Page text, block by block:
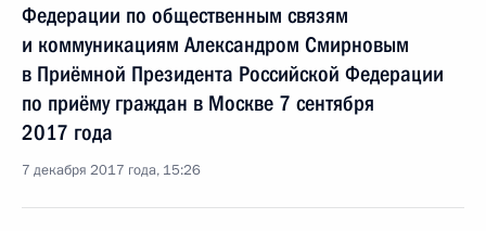
Федерации по общественным связям
и коммуникациям Александром Смирновым
в Приёмной Президента Российской Федерации
по приёму граждан в Москве 7 сентября
2017 года
7 декабря 2017 года, 15:26